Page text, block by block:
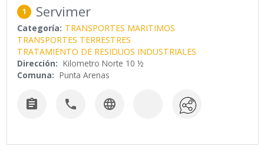
1 Servimer
Categoría: TRANSPORTES MARITIMOS
TRANSPORTES TERRESTRES
TRATAMIENTO DE RESIDUOS INDUSTRIALES
Dirección: Kilometro Norte 10 ½
Comuna: Punta Arenas
  